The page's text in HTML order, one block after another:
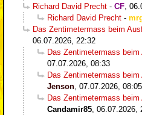
Richard David Precht - CF
Richard David Precht -
Das Zentimetermass beim
06.07.2026, 22:32
Das Zentimetermass
07.07.2026, 08:33
Das Zentimetermass
Jenson 07.07.2026, 08:05
Das Zentimetermass
Candamir85 06.07.2026,